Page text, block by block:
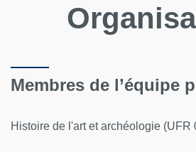
Membres de l’équipe
Histoire de l'art et archéologie (UFR